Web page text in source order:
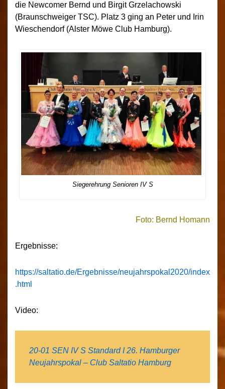
die Newcomer Bernd und Birgit Grzelachowski
(Braunschweiger TSC). Platz 3 ging an Peter und Irin
Wieschendorf (Alster Möwe Club Hamburg).
Siegerehrung Senioren IV S
Foto: Bernd Homann
Ergebnisse:
https://saltatio.de/Ergebnisse/neujahrspokal2020/index
.html
Video:
20-01 SEN IV S Standard I 26. Hamburger
Neujahrspokal – Club Saltatio Hamburg